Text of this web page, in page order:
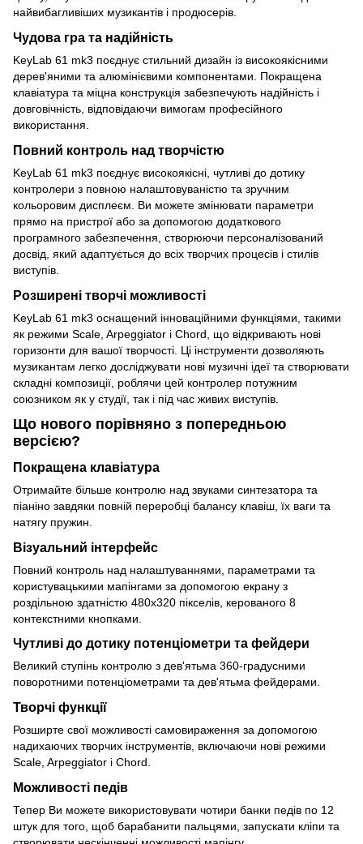
найвибагливіших музикантів і продюсерів.
Чудова гра та надійність
KeyLab 61 mk3 поєднує стильний дизайн із високоякісними
дерев'яними та алюмінієвими компонентами. Покращена
клавіатура та міцна конструкція забезпечують надійність і
довговічність, відповідаючи вимогам професійного
використання.
Повний контроль над творчістю
KeyLab 61 mk3 поєднує високоякісні, чутливі до дотику
контролери з повною налаштовуваністю та зручним
кольоровим дисплеєм. Ви можете змінювати параметри
прямо на пристрої або за допомогою додаткового
програмного забезпечення, створюючи персоналізований
досвід, який адаптується до всіх творчих процесів і стилів
виступів.
Розширені творчі можливості
KeyLab 61 mk3 оснащений інноваційними функціями, такими
як режими Scale, Arpeggiator і Chord, що відкривають нові
горизонти для вашої творчості. Ці інструменти дозволяють
музикантам легко досліджувати нові музичні ідеї та створювати
складні композиції, роблячи цей контролер потужним
союзником як у студії, так і під час живих виступів.
Що нового порівняно з попередньою
версією?
Покращена клавіатура
Отримайте більше контролю над звуками синтезатора та
піаніно завдяки повній переробці балансу клавіш, їх ваги та
натягу пружин.
Візуальний інтерфейс
Повний контроль над налаштуваннями, параметрами та
користувацькими мапінгами за допомогою екрану з
роздільною здатністю 480x320 пікселів, керованого 8
контекстними кнопками.
Чутливі до дотику потенціометри та фейдери
Великий ступінь контролю з дев'ятьма 360-градусними
поворотними потенціометрами та дев'ятьма фейдерами.
Творчі функції
Розширте свої можливості самовираження за допомогою
надихаючих творчих інструментів, включаючи нові режими
Scale, Arpeggiator і Chord.
Можливості педів
Тепер Ви можете використовувати чотири банки педів по 12
штук для того, щоб барабанити пальцями, запускати кліпи та